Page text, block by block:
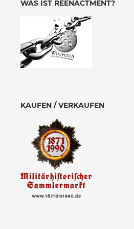
WAS IST REENACTMENT?
KAUFEN / VERKAUFEN